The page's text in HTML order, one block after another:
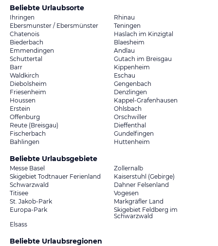
Beliebte Urlaubsorte
Ihringen
Rhinau
Ebersmunster / Ebersmünster
Teningen
Chatenois
Haslach im Kinzigtal
Biederbach
Blaesheim
Emmendingen
Andlau
Schuttertal
Gutach im Breisgau
Barr
Kippenheim
Waldkirch
Eschau
Diebolsheim
Gengenbach
Friesenheim
Denzlingen
Houssen
Kappel-Grafenhausen
Erstein
Ohlsbach
Offenburg
Orschwiller
Reute (Breisgau)
Dieffenthal
Fischerbach
Gundelfingen
Bahlingen
Huttenheim
Beliebte Urlaubsgebiete
Messe Basel
Zollernalb
Skigebiet Todtnauer Ferienland
Kaiserstuhl (Gebirge)
Schwarzwald
Dahner Felsenland
Titisee
Vogesen
St. Jakob-Park
Markgräfler Land
Europa-Park
Skigebiet Feldberg im
Schwarzwald
Elsass
Beliebte Urlaubsregionen